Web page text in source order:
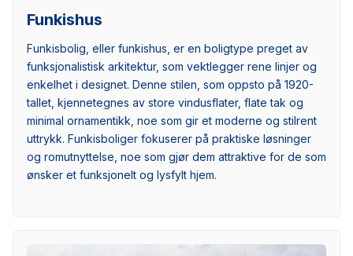
Funkishus
Funkisbolig, eller funkishus, er en boligtype preget av
funksjonalistisk arkitektur, som vektlegger rene linjer og
enkelhet i designet. Denne stilen, som oppsto på 1920-
tallet, kjennetegnes av store vindusflater, flate tak og
minimal ornamentikk, noe som gir et moderne og stilrent
uttrykk. Funkisboliger fokuserer på praktiske løsninger
og romutnyttelse, noe som gjør dem attraktive for de som
ønsker et funksjonelt og lysfylt hjem.